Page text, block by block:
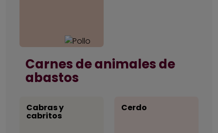
Carnes de animales de
abastos
Cabras y
cabritos
Cerdo